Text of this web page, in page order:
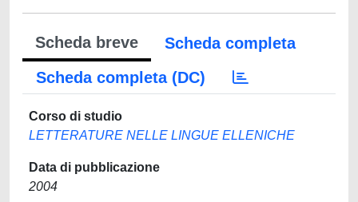
Scheda breve
Scheda completa
Scheda completa (DC)
Corso di studio
LETTERATURE NELLE LINGUE ELLENICHE
Data di pubblicazione
2004